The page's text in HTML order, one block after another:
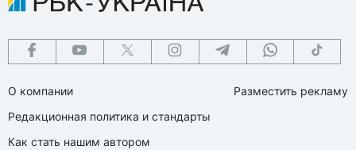
О компании
Редакционная политика и стандарты
Как стать нашим автором
Разместить рекламу